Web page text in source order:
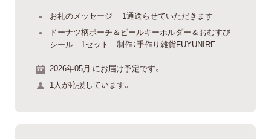
お礼のメッセージ 1通送らせていただきます
ドーナツ柄ポーチ＆ビールキーホルダー＆おむすび
シール 1セット 制作：手作り雑貨FUYUNIRE
2026年05月 にお届け予定です。
1人が応援しています。